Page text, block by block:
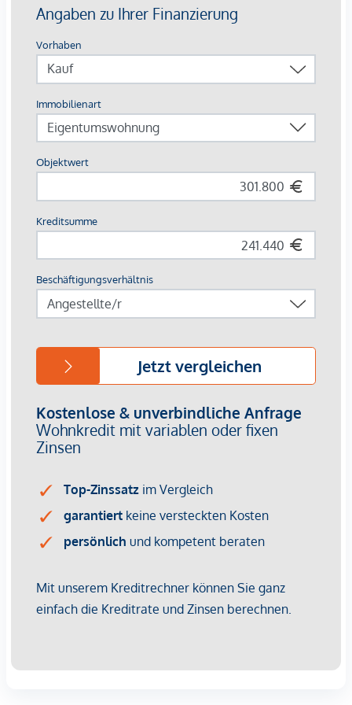
Die Lage:
Die Traisengasse 20-22 liegt idyllisch im Herzen des 20.
Bezirks in Wien, wo urbaner Charme auf entspannten
Erholungsraum trifft. Nur einen Katzensprung vom
Donaukanal und dem grünen Augarten entfernt, genießt
man hier die perfekte Mischung aus Stadtleben und Natur.
In den umliegenden Gassen verzaubern kleine Cafés und
traditionelle Wiener Lokale, während die exzellente
Anbindung einen schnellen ins Zentrum oder ins weite Grün
des Praters bringt. Ein Ort, der das Beste von Wien in sich
vereint.
S-Bahnhof: Traisengasse; S-Bahn Handelskai
Provisionsfrei für den Käufer! (bis Baubeginn)
Fertigstellung: Voraussichtlich Q2/2028
dem zu vermittelnden Dritten ein familiäres oder
wirtschaftliches Naheverhältnis besteht.
Infrastruktur / Entfernungen
Klinik <750m